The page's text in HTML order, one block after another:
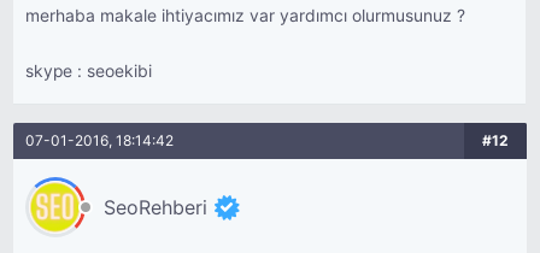
merhaba makale ihtiyacımız var yardımcı olurmusunuz ?
skype : seoekibi
07-01-2016, 18:14:42 #12
SeoRehberi